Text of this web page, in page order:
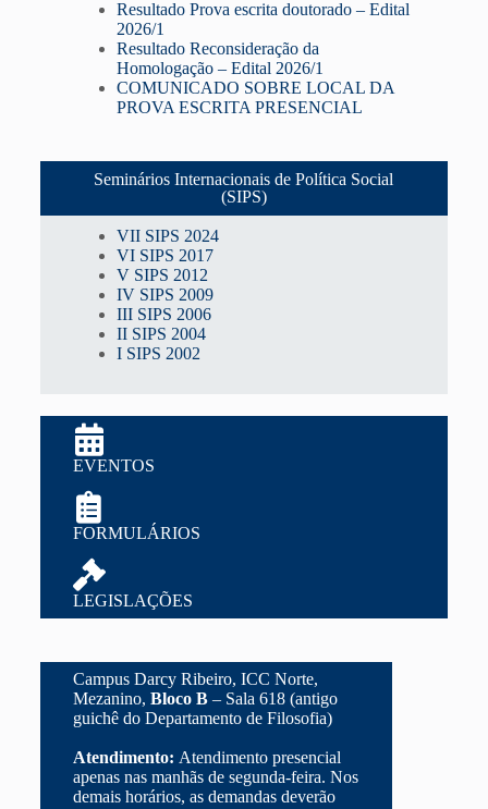
Resultado Prova escrita doutorado – Edital
2026/1
Resultado Reconsideração da
Homologação – Edital 2026/1
COMUNICADO SOBRE LOCAL DA
PROVA ESCRITA PRESENCIAL
Seminários Internacionais de Política Social
(SIPS)
VII SIPS 2024
VI SIPS 2017
V SIPS 2012
IV SIPS 2009
III SIPS 2006
II SIPS 2004
I SIPS 2002
EVENTOS
FORMULÁRIOS
LEGISLAÇÕES
Campus Darcy Ribeiro, ICC Norte,
Mezanino, Bloco B– Sala 618 (antigo
guichê do Departamento de Filosofia)
Atendimento: Atendimento presencial
apenas nas manhãs de segunda-feira. Nos
demais horários, as demandas deverão